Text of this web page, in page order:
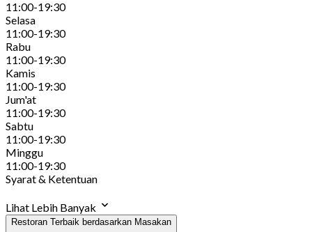
11:00-19:30
Selasa
11:00-19:30
Rabu
11:00-19:30
Kamis
11:00-19:30
Jum'at
11:00-19:30
Sabtu
11:00-19:30
Minggu
11:00-19:30
Syarat & Ketentuan
Lihat Lebih Banyak
Restoran Terbaik berdasarkan Masakan